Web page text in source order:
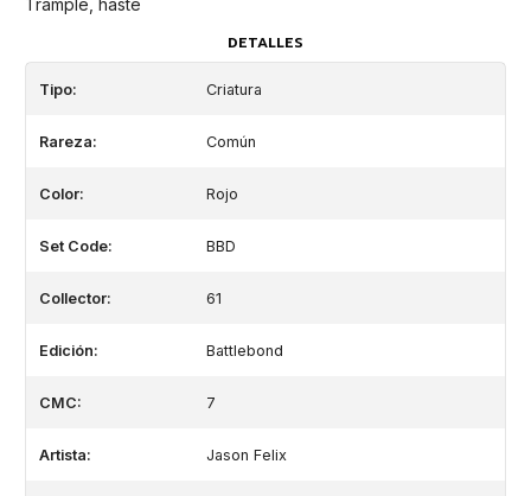
Trample, haste
DETALLES
Tipo: Criatura
Rareza: Común
Color: Rojo
Set Code: BBD
Collector: 61
Edición: Battlebond
CMC: 7
Artista: Jason Felix